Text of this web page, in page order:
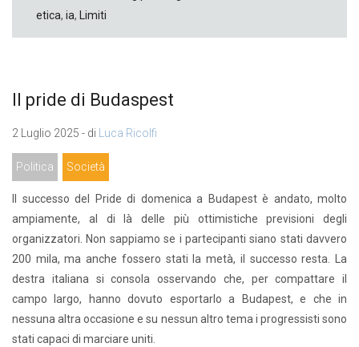
etica, ia, Limiti
Il pride di Budaspest
2 Luglio 2025 - di Luca Ricolfi
Politica Società
Il successo del Pride di domenica a Budapest è andato, molto
ampiamente, al di là delle più ottimistiche previsioni degli
organizzatori. Non sappiamo se i partecipanti siano stati davvero
200 mila, ma anche fossero stati la metà, il successo resta. La
destra italiana si consola osservando che, per compattare il
campo largo, hanno dovuto esportarlo a Budapest, e che in
nessuna altra occasione e su nessun altro tema i progressisti sono
stati capaci di marciare uniti.